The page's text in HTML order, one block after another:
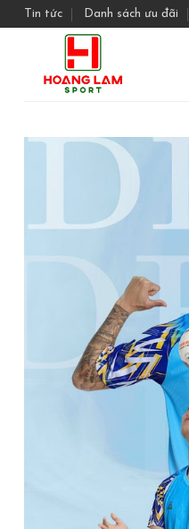
SkipTin tức Danh sách ưu đãi